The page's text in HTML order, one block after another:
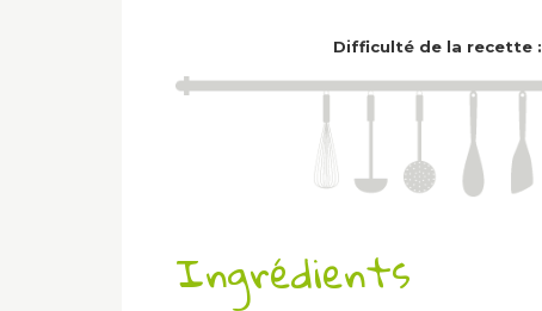
Difficulté de la recette :
Ingrédients